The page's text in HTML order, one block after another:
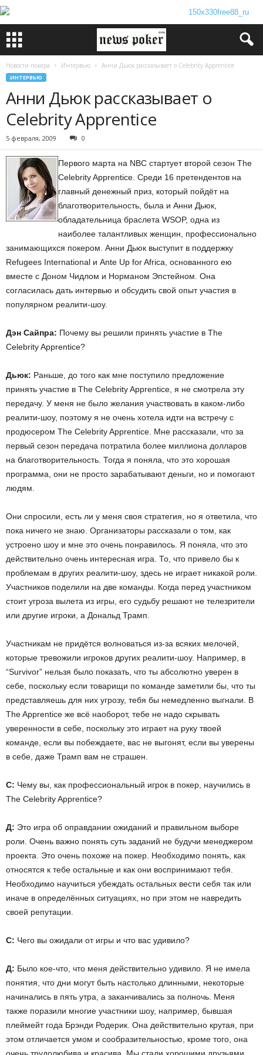
Новости покера Интервью Анни Дьюк рассказывает о Celebrity Apprentice
ИНТЕРВЬЮ
Анни Дьюк рассказывает о
Celebrity Apprentice
5 февраля, 2009 0
Первого марта на NBC стартует второй сезон The
Celebrity Apprentice. Среди 16 претендентов на
главный денежный приз, который пойдёт на
благотворительность, была и Анни Дьюк,
обладательница браслета WSOP, одна из
наиболее талантливых женщин, профессионально
занимающихся покером. Анни Дьюк выступит в поддержку
Refugees International и Ante Up for Africa, основанного ею
вместе с Доном Чидлом и Норманом Эпстейном. Она
согласилась дать интервью и обсудить свой опыт участия в
популярном реалити-шоу.
Дэн Сайпра: Почему вы решили принять участие в The
Celebrity Apprentice?
Дьюк: Раньше, до того как мне поступило предложение
принять участие в The Celebrity Apprentice, я не смотрела эту
передачу. У меня не было желания участвовать в каком-либо
реалити-шоу, поэтому я не очень хотела идти на встречу с
продюсером The Celebrity Apprentice. Мне рассказали, что за
первый сезон передача потратила более миллиона долларов
на благотворительность. Тогда я поняла, что это хорошая
программа, они не просто зарабатывают деньги, но и помогают
людям.
Они спросили, есть ли у меня своя стратегия, но я ответила, что
пока ничего не знаю. Организаторы рассказали о том, как
устроено шоу и мне это очень понравилось. Я поняла, что это
действительно очень интересная игра. То, что привело бы к
проблемам в других реалити-шоу, здесь не играет никакой роли.
Участников поделили на две команды. Когда перед участником
стоит угроза вылета из игры, его судьбу решают не телезрители
или другие игроки, а Дональд Трамп.
Участникам не придётся волноваться из-за всяких мелочей,
которые тревожили игроков других реалити-шоу. Например, в
“Survivor” нельзя было показать, что ты абсолютно уверен в
себе, поскольку если товарищи по команде заметили бы, что ты
представляешь для них угрозу, тебя бы немедленно выгнали. В
The Apprentice же всё наоборот, тебе не надо скрывать
уверенности в себе, поскольку это играет на руку твоей
команде, если вы побеждаете, вас не выгонят, если вы уверены
в себе, даже Трамп вам не страшен.
С: Чему вы, как профессиональный игрок в покер, научились в
The Celebrity Apprentice?
Д: Это игра об оправдании ожиданий и правильном выборе
роли. Очень важно понять суть заданий не будучи менеджером
проекта. Это очень похоже на покер. Необходимо понять, как
относятся к тебе остальные и как они воспринимают тебя.
Необходимо научиться убеждать остальных вести себя так или
иначе в определённых ситуациях, но при этом не навредить
своей репутации.
С: Чего вы ожидали от игры и что вас удивило?
Д: Было кое-что, что меня действительно удивило. Я не имела
понятия, что дни могут быть настолько длинными, некоторые
начинались в пять утра, а заканчивались за полночь. Меня
также поразили многие участники шоу, например, бывшая
плеймейт года Брэнди Родерик. Она действительно крутая, при
этом отличается умом и сообразительностью, кроме того, она